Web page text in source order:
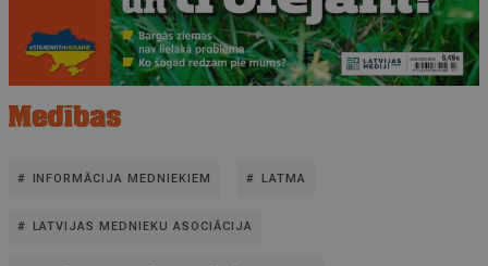
INFORMĀCIJA MEDNIEKIEM LATMA
LATVIJAS MEDNIEKU ASOCIĀCIJA